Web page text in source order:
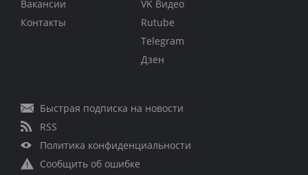
Вакансии
Контакты
VK Видео
Rutube
Telegram
Дзен
Быстрая подписка на новости
RSS
Политика конфиденциальности
Сообщить об ошибке